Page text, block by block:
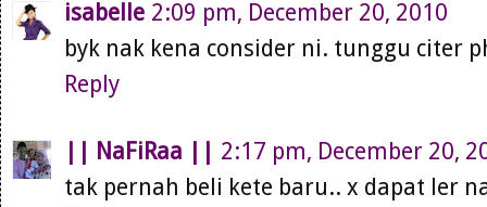
isabelle 2:09 pm, December 20, 2010
byk nak kena consider ni. tunggu citer
Reply
|| NaFiRaa || 2:17 pm, December 20,
tak pernah beli kete baru.. x dapat ler